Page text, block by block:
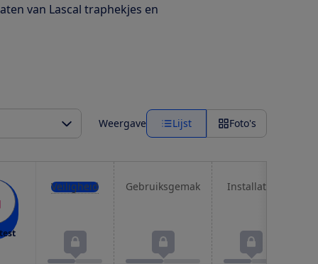
van Lascal traphekjes en
Weergave Lijst Foto's
Veiligheid Gebruiksgemak Installatie